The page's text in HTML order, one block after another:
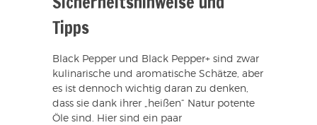
Tipps
Black Pepper und Black Pepper+ sind zwar
kulinarische und aromatische Schätze, aber
es ist dennoch wichtig daran zu denken,
dass sie dank ihrer „heißen“ Natur potente
Öle sind. Hier sind ein paar